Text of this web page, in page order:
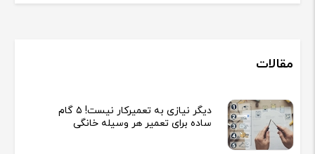
مقالات
دیگر نیازی به تعمیرکار نیست! ۵ گام
ساده برای تعمیر هر وسیله خانگی